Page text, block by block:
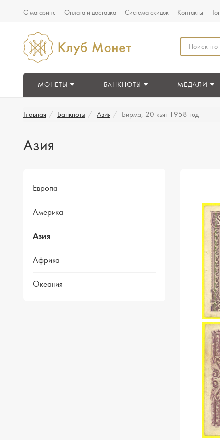
О магазине Оплата и доставка Система скидок Контакты
МОНЕТЫ БАНКНОТЫ МЕДАЛИ
Главная Банкноты Азия Бирма, 20 кьят 1958 год
Азия
Европа
Америка
Азия
Африка
Океания